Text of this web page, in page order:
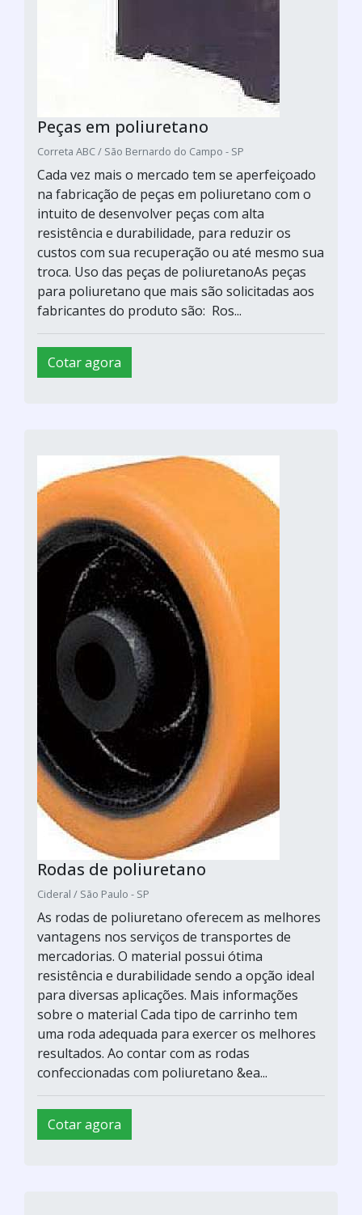
Peças em poliuretano
Correta ABC / São Bernardo do Campo - SP
Cada vez mais o mercado tem se aperfeiçoado
na fabricação de peças em poliuretano com o
intuito de desenvolver peças com alta
resistência e durabilidade, para reduzir os
custos com sua recuperação ou até mesmo sua
troca. Uso das peças de poliuretanoAs peças
para poliuretano que mais são solicitadas aos
fabricantes do produto são: Ros...
Cotar agora
Rodas de poliuretano
Cideral / São Paulo - SP
As rodas de poliuretano oferecem as melhores
vantagens nos serviços de transportes de
mercadorias. O material possui ótima
resistência e durabilidade sendo a opção ideal
para diversas aplicações. Mais informações
sobre o material Cada tipo de carrinho tem
uma roda adequada para exercer os melhores
resultados. Ao contar com as rodas
confeccionadas com poliuretano &ea...
Cotar agora